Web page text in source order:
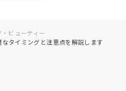
ビューティー
タイミングと注意点を解説します